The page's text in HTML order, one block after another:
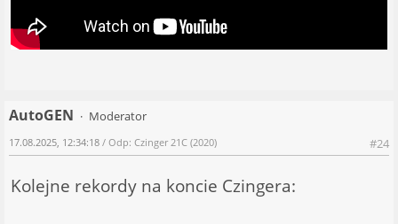
AutoGEN
Moderator
#24
17.08.2025, 12:34:18 / Odp: Czinger 21C (2020)
Kolejne rekordy na koncie Czingera: